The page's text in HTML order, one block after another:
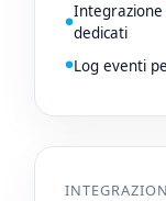
dedicati
Log eventi